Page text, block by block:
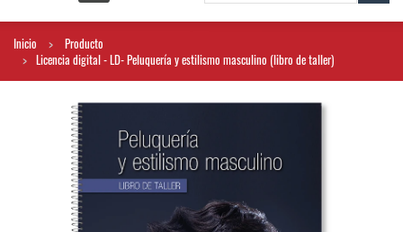
Inicio
Producto
Licencia digital - LD- Peluquería y estilismo masculino (libro de taller)